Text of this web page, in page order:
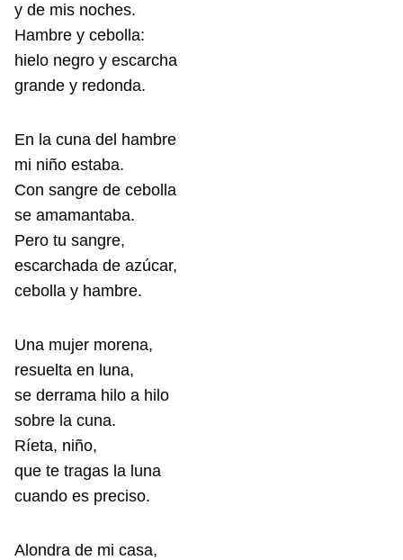
y de mis noches.
Hambre y cebolla:
hielo negro y escarcha
grande y redonda.
En la cuna del hambre
mi niño estaba.
Con sangre de cebolla
se amamantaba.
Pero tu sangre,
escarchada de azúcar,
cebolla y hambre.
Una mujer morena,
resuelta en luna,
se derrama hilo a hilo
sobre la cuna.
Ríeta, niño,
que te tragas la luna
cuando es preciso.
Alondra de mi casa,